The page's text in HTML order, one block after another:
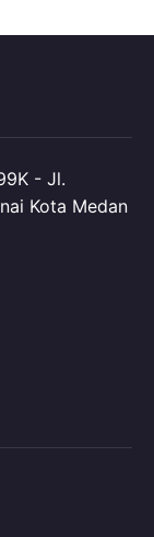
- Jl.
Kota Medan